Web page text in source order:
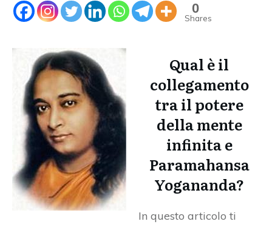
0
Shares
Qual è il
collegamento
tra il potere
della mente
infinita e
Paramahansa
Yogananda?
In questo articolo ti